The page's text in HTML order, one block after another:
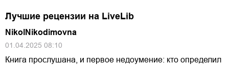
Лучшие рецензии на LiveLib
NikolNikodimovna
01.04.2025 08:10
Книга прослушана, и первое недоумение: кто определил